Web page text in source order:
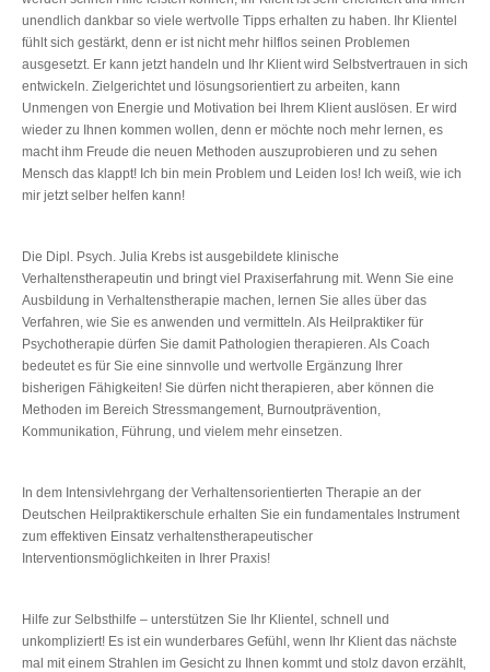
unendlich dankbar so viele wertvolle Tipps erhalten zu haben. Ihr Klientel
fühlt sich gestärkt, denn er ist nicht mehr hilflos seinen Problemen
ausgesetzt. Er kann jetzt handeln und Ihr Klient wird Selbstvertrauen in sich
entwickeln. Zielgerichtet und lösungsorientiert zu arbeiten, kann
Unmengen von Energie und Motivation bei Ihrem Klient auslösen. Er wird
wieder zu Ihnen kommen wollen, denn er möchte noch mehr lernen, es
macht ihm Freude die neuen Methoden auszuprobieren und zu sehen
Mensch das klappt! Ich bin mein Problem und Leiden los! Ich weiß, wie ich
mir jetzt selber helfen kann!
Die Dipl. Psych. Julia Krebs ist ausgebildete klinische
Verhaltenstherapeutin und bringt viel Praxiserfahrung mit. Wenn Sie eine
Ausbildung in Verhaltenstherapie machen, lernen Sie alles über das
Verfahren, wie Sie es anwenden und vermitteln. Als Heilpraktiker für
Psychotherapie dürfen Sie damit Pathologien therapieren. Als Coach
bedeutet es für Sie eine sinnvolle und wertvolle Ergänzung Ihrer
bisherigen Fähigkeiten! Sie dürfen nicht therapieren, aber können die
Methoden im Bereich Stressmangement, Burnoutprävention,
Kommunikation, Führung, und vielem mehr einsetzen.
In dem Intensivlehrgang der Verhaltensorientierten Therapie an der
Deutschen Heilpraktikerschule erhalten Sie ein fundamentales Instrument
zum effektiven Einsatz verhaltenstherapeutischer
Interventionsmöglichkeiten in Ihrer Praxis!
Hilfe zur Selbsthilfe – unterstützen Sie Ihr Klientel, schnell und
unkompliziert! Es ist ein wunderbares Gefühl, wenn Ihr Klient das nächste
mal mit einem Strahlen im Gesicht zu Ihnen kommt und stolz davon erzählt,